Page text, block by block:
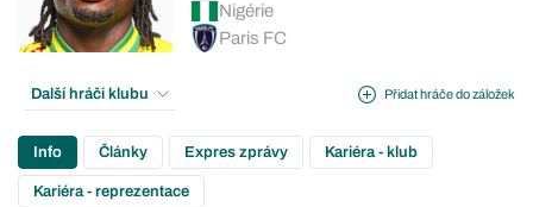
Nigérie
Paris FC
Přidat hráče do záložek
Další hráči klubu
Info Články Expres zprávy Kariéra - klub
Kariéra - reprezentace